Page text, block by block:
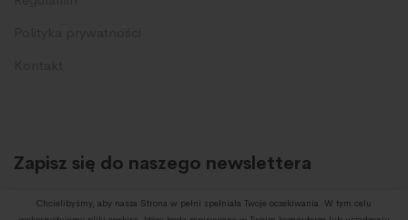
Zapisz się do naszego newslettera
I otrzymuj informację o promocjach oraz nowych produktach.
Chcielibyśmy, aby nasza Strona w pełni spełniała Twoje oczekiwania. W tym celu